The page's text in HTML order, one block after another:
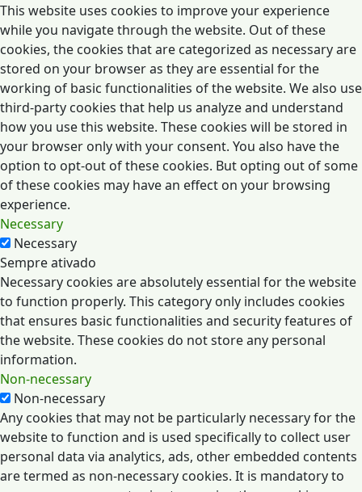
This website uses cookies to improve your experience
while you navigate through the website. Out of these
cookies, the cookies that are categorized as necessary are
stored on your browser as they are essential for the
working of basic functionalities of the website. We also use
third-party cookies that help us analyze and understand
how you use this website. These cookies will be stored in
your browser only with your consent. You also have the
option to opt-out of these cookies. But opting out of some
of these cookies may have an effect on your browsing
experience.
Necessary
Necessary
Sempre ativado
Necessary cookies are absolutely essential for the website
to function properly. This category only includes cookies
that ensures basic functionalities and security features of
the website. These cookies do not store any personal
information.
Non-necessary
Non-necessary
Any cookies that may not be particularly necessary for the
website to function and is used specifically to collect user
personal data via analytics, ads, other embedded contents
are termed as non-necessary cookies. It is mandatory to